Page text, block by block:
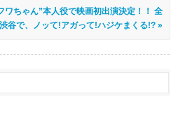
ワちゃん”本人役で映画初出演決定！！ 全
谷で、ノッて!アガって!ハジケまくる!? »